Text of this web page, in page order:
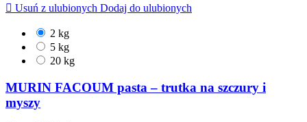
 Usuń z ulubionych Dodaj do ulubionych
2 kg
5 kg
20 kg
MURIN FACOUM pasta – trutka na szczury i
myszy